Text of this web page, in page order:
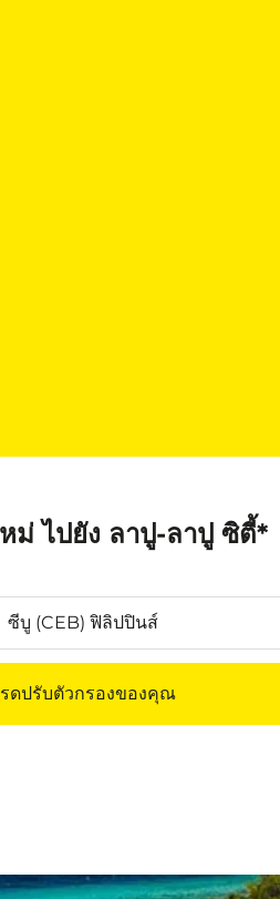
ม่ ไปยัง ลาปู-ลาปู ซิตี้*
ดปรับตัวกรองของคุณ